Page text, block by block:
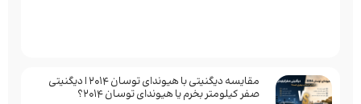
مقایسه دیگنیتی با هیوندای توسان 2014 | دیگنیتی
صفر کیلومتر بخرم یا هیوندای توسان 2014؟